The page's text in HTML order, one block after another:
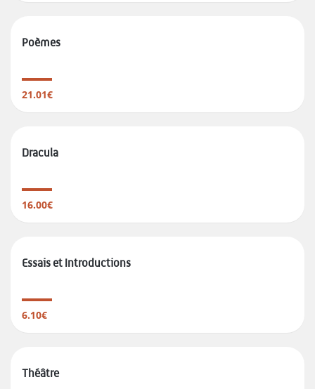
Poèmes
21.01€
Dracula
16.00€
Essais et Introductions
6.10€
Théâtre